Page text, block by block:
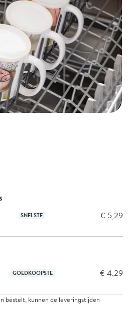
SNELSTE € 5,29
GOEDKOOPSTE € 4,29
bestelt, kunnen de leveringstijden